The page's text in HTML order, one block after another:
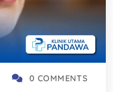
0 COMMENTS